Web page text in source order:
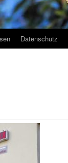
Datenschutz